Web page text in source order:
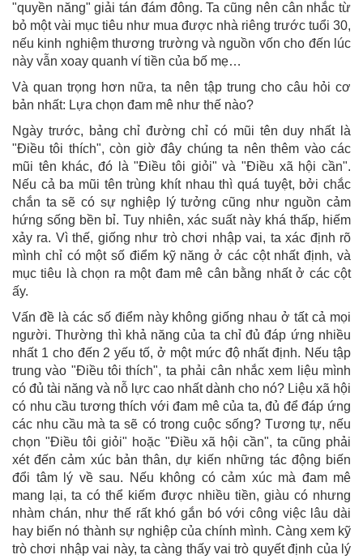
"quyền năng" giải tán đám đông. Ta cũng nên cân nhắc từ
bỏ một vài mục tiêu như mua được nhà riêng trước tuổi 30,
nếu kinh nghiệm thương trường và nguồn vốn cho đến lúc
này vẫn xoay quanh ví tiền của bố mẹ…
Và quan trọng hơn nữa, ta nên tập trung cho câu hỏi cơ
bản nhất: Lựa chọn đam mê như thế nào?
Ngày trước, bảng chỉ đường chỉ có mũi tên duy nhất là
"Điều tôi thích", còn giờ đây chúng ta nên thêm vào các
mũi tên khác, đó là "Điều tôi giỏi" và "Điều xã hội cần".
Nếu cả ba mũi tên trùng khít nhau thì quá tuyệt, bởi chắc
chắn ta sẽ có sự nghiệp lý tưởng cũng như nguồn cảm
hứng sống bền bỉ. Tuy nhiên, xác suất này khá thấp, hiếm
xảy ra. Vì thế, giống như trò chơi nhập vai, ta xác định rõ
mình chỉ có một số điểm kỹ năng ở các cột nhất định, và
mục tiêu là chọn ra một đam mê cân bằng nhất ở các cột
ấy.
Vấn đề là các số điểm này không giống nhau ở tất cả mọi
người. Thường thì khả năng của ta chỉ đủ đáp ứng nhiều
nhất 1 cho đến 2 yếu tố, ở một mức độ nhất định. Nếu tập
trung vào "Điều tôi thích", ta phải cân nhắc xem liệu mình
có đủ tài năng và nỗ lực cao nhất dành cho nó? Liệu xã hội
có nhu cầu tương thích với đam mê của ta, đủ để đáp ứng
các nhu cầu mà ta sẽ có trong cuộc sống? Tương tự, nếu
chọn "Điều tôi giỏi" hoặc "Điều xã hội cần", ta cũng phải
xét đến cảm xúc bản thân, dự kiến những tác động biến
đổi tâm lý về sau. Nếu không có cảm xúc mà đam mê
mang lại, ta có thể kiếm được nhiều tiền, giàu có nhưng
nhàm chán, như thế rất khó gắn bó với công việc lâu dài
hay biến nó thành sự nghiệp của chính mình. Càng xem kỹ
trò chơi nhập vai này, ta càng thấy vai trò quyết định của lý